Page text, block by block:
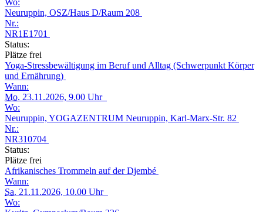
Wo:
Neuruppin, OSZ/Haus D/Raum 208
Nr.:
NR1E1701
Status:
Plätze frei
Yoga-Stressbewältigung im Beruf und Alltag (Schwerpunkt Körper
und Ernährung)
Wann:
Mo. 23.11.2026, 9.00 Uhr
Wo:
Neuruppin, YOGAZENTRUM Neuruppin, Karl-Marx-Str. 82
Nr.:
NR310704
Status:
Plätze frei
Afrikanisches Trommeln auf der Djembé
Wann:
Sa. 21.11.2026, 10.00 Uhr
Wo: